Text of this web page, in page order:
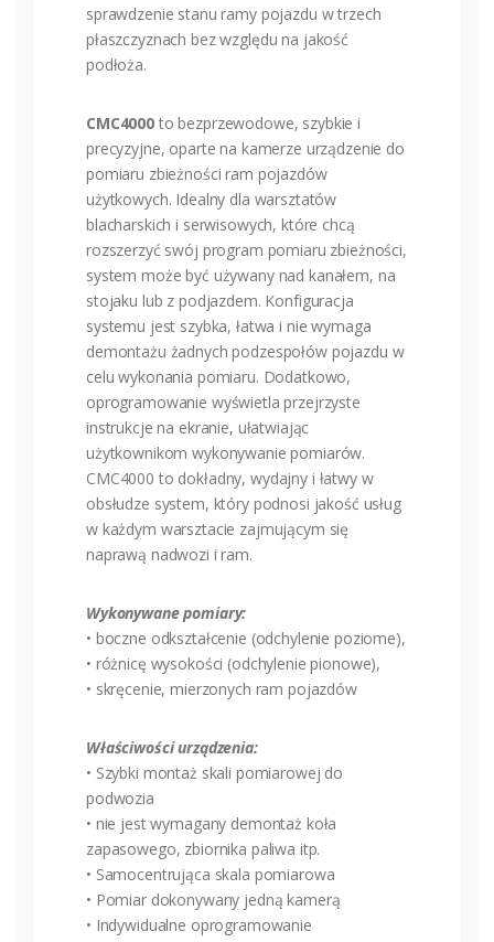
sprawdzenie stanu ramy pojazdu w trzech
płaszczyznach bez względu na jakość
podłoża.
CMC4000 to bezprzewodowe, szybkie i
precyzyjne, oparte na kamerze urządzenie do
pomiaru zbieżności ram pojazdów
użytkowych. Idealny dla warsztatów
blacharskich i serwisowych, które chcą
rozszerzyć swój program pomiaru zbieżności,
system może być używany nad kanałem, na
stojaku lub z podjazdem. Konfiguracja
systemu jest szybka, łatwa i nie wymaga
demontażu żadnych podzespołów pojazdu w
celu wykonania pomiaru. Dodatkowo,
oprogramowanie wyświetla przejrzyste
instrukcje na ekranie, ułatwiając
użytkownikom wykonywanie pomiarów.
CMC4000 to dokładny, wydajny i łatwy w
obsłudze system, który podnosi jakość usług
w każdym warsztacie zajmującym się
naprawą nadwozi i ram.
Wykonywane pomiary:
• boczne odkształcenie (odchylenie poziome),
• różnicę wysokości (odchylenie pionowe),
• skręcenie, mierzonych ram pojazdów
Właściwości urządzenia:
• Szybki montaż skali pomiarowej do
podwozia
• nie jest wymagany demontaż koła
zapasowego, zbiornika paliwa itp.
• Samocentrująca skala pomiarowa
• Pomiar dokonywany jedną kamerą
• Indywidualne oprogramowanie